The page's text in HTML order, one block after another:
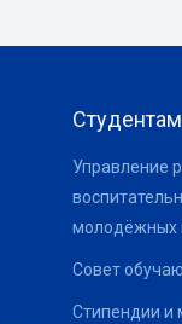
Студентам
Управление
молодёжных
Совет
Стипендии и